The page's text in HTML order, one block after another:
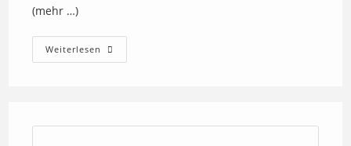
(mehr …)
Weiterlesen Liebe
Als